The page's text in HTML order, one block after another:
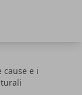
cause e i